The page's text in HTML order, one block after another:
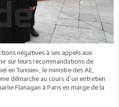
négatives à ses appels aux
sur leurs recommandations de
en Tunisie», le ministre des AE,
démarche au cours d’un entretien
Flanagan à Paris en marge de la